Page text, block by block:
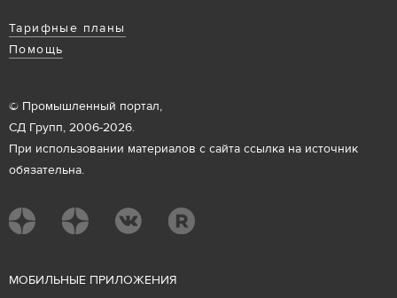
Тарифные планы
Помощь
© Промышленный портал,
СД Групп, 2006-2026.
При использовании материалов с сайта ссылка на источник
обязательна.
МОБИЛЬНЫЕ ПРИЛОЖЕНИЯ